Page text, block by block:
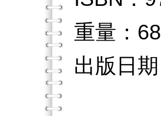
重量：
出版日